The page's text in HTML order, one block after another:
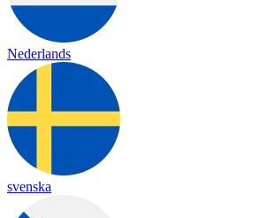
Nederlands
svenska